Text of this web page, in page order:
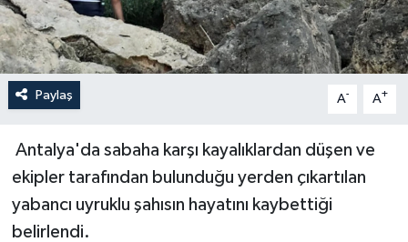
Paylaş A- A+
Antalya'da sabaha karşı kayalıklardan düşen ve
ekipler tarafından bulunduğu yerden çıkartılan
yabancı uyruklu şahısın hayatını kaybettiği
belirlendi.
Magazin
Öğle Bülteni
Siyaset
Sosyal medya